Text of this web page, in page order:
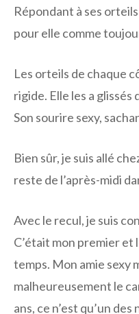
Répondant à ses
pour elle comme
Les orteils de chaque
rigide. Elle les a glissés
Son sourire sexy,
Bien sûr, je suis allé
reste de l’après-midi
Avec le recul, je suis
C’était mon premier
temps. Mon amie sexy
malheureusement le
ans, ce n’est qu’un